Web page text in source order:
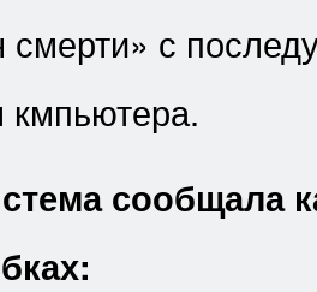
смерти» с
кмпьютера.
сообщала